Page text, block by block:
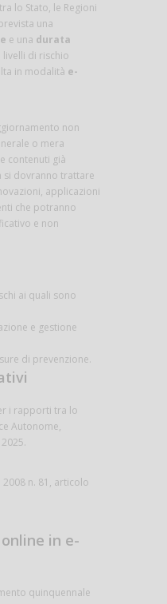
lo Stato, le Regioni
una
e una durata
livelli di rischio
in modalità e-
non
o mera
contenuti già
si dovranno trattare
applicazioni
che potranno
e non
ai quali sono
e gestione
di prevenzione.
i rapporti tra lo
Autonome,
n. 81, articolo
in e-
quinquennale